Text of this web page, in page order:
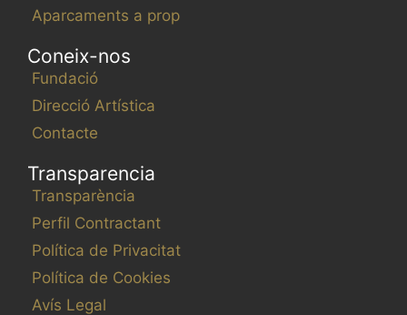
Aparcaments a prop
Coneix-nos
Fundació
Direcció Artística
Contacte
Transparencia
Transparència
Perfil Contractant
Política de Privacitat
Política de Cookies
Avís Legal